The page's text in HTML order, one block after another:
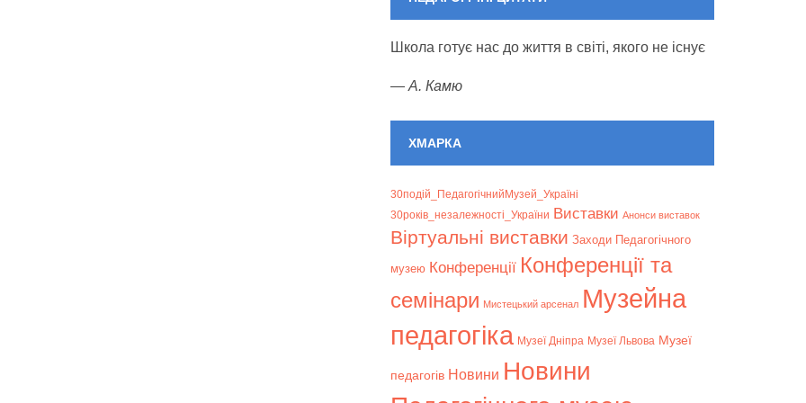
Школа готує нас до життя в світі, якого не існує
— А. Камю
ХМАРКА
30подій_ПедагогічнийМузей_Україні
30років_незалежності_України Bиставки Анонси виставок
Віртуальні виставки Заходи Педагогічного
музею Конференції Конференції та
семінари Мистецький арсенал Музейна
педагогіка Музеї Дніпра Музеї Львова Музеї
педагогів Новини Новини